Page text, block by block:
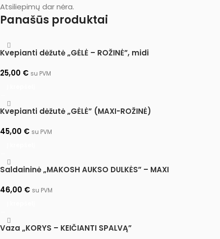
Atsiliepimų dar nėra.
Panašūs produktai
Kvepianti dėžutė „GĖLĖ – ROŽINĖ”, midi
25,00 € su PVM
Kvepianti dėžutė „GĖLĖ” (MAXI-ROŽINĖ)
45,00 € su PVM
Saldaininė „MAKOSH AUKSO DULKĖS” – MAXI
46,00 € su PVM
Vaza „KORYS – KEIČIANTI SPALVĄ”